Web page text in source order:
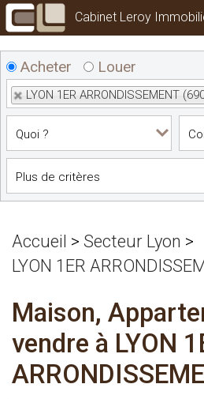
Cabinet Leroy
Acheter Louer
LYON 1ER ARRONDISSEMENT
Accueil > Secteur Lyon >
LYON 1ER
Maison,
vendre à LYON